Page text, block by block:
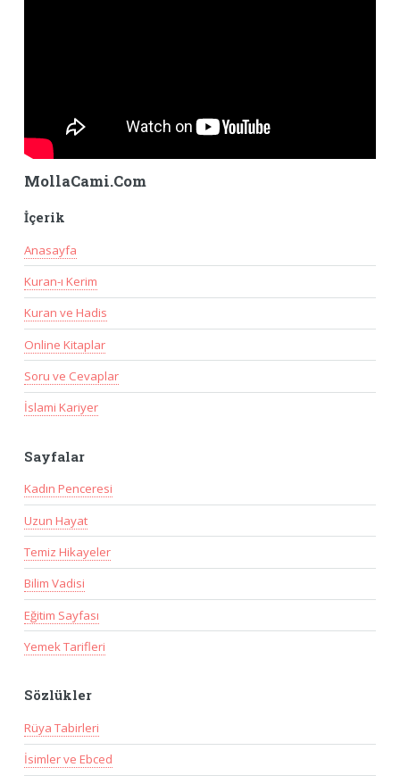
MollaCami.Com
İçerik
Anasayfa
Kuran-ı Kerim
Kuran ve Hadis
Online Kitaplar
Soru ve Cevaplar
İslami Kariyer
Sayfalar
Kadın Penceresi
Uzun Hayat
Temiz Hikayeler
Bilim Vadisi
Eğitim Sayfası
Yemek Tarifleri
Sözlükler
Rüya Tabirleri
İsimler ve Ebced